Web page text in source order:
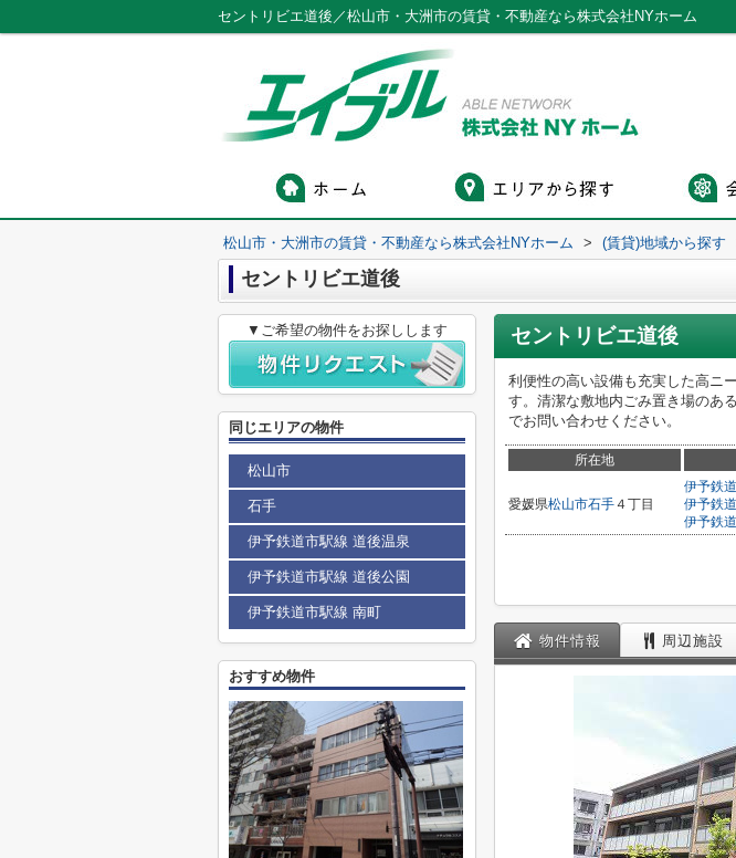
セントリビエ道後／松山市・大洲市の賃貸・不動産なら株式会社NYホーム
松山市・大洲市の賃貸・不動産なら株式会社NYホーム > (賃貸)地域から探す
セントリビエ道後
セントリビエ道後
利便性の高い設備も充実した高ニ
す。清潔な敷地内ごみ置き場のあ
でお問い合わせください。
所在地
愛媛県松山市石手４丁目
伊予鉄
伊予鉄
伊予鉄
物件情報 周辺施設
▼ご希望の物件をお探しします
同じエリアの物件
松山市
石手
伊予鉄道市駅線 道後温泉
伊予鉄道市駅線 道後公園
伊予鉄道市駅線 南町
おすすめ物件